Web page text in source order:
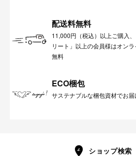
配送料無料
11,000円（税込）以上ご購入
リート」以上の会員様はオン
無料
ECO梱包
サステナブルな梱包資材でお
ショップ検索